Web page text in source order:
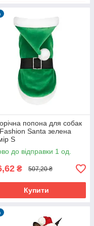
попона для собак
Santa зелена
S
до відправки 1 од.
₴ 507,20 ₴
Купити